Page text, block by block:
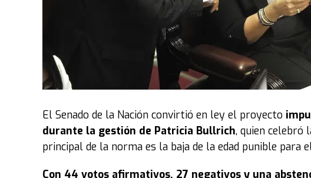
El Senado de la Nación convirtió en ley el proyecto
durante la gestión de Patricia Bullrich, quien celebró
principal de la norma es la baja de la edad punible para
Con 44 votos afirmativos, 27 negativos y una